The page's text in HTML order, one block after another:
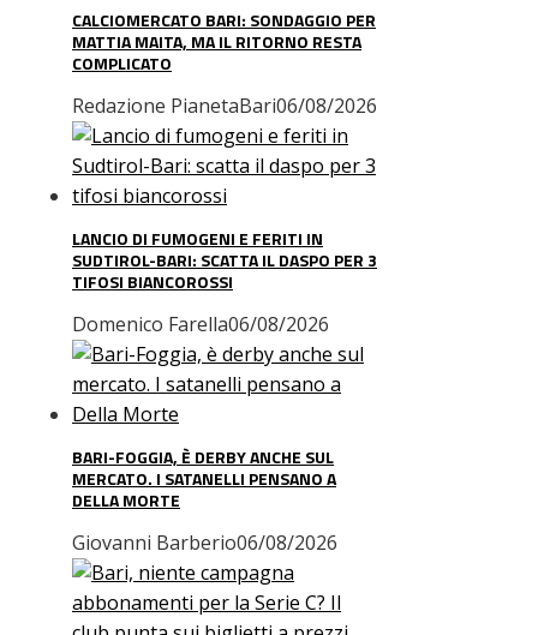
CALCIOMERCATO BARI: SONDAGGIO PER
MATTIA MAITA, MA IL RITORNO RESTA
COMPLICATO
Redazione PianetaBari06/08/2026
LANCIO DI FUMOGENI E FERITI IN
SUDTIROL-BARI: SCATTA IL DASPO PER 3
TIFOSI BIANCOROSSI
Domenico Farella06/08/2026
BARI-FOGGIA, È DERBY ANCHE SUL
MERCATO. I SATANELLI PENSANO A
DELLA MORTE
Giovanni Barberio06/08/2026